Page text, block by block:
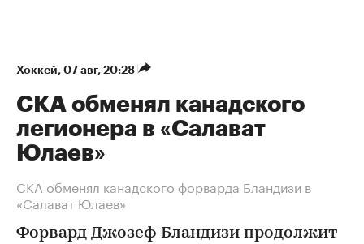
Хоккей⁠, 07 авг, 20:28
СКА обменял канадского
легионера в «Салават
Юлаев»
СКА обменял канадского форварда Бландизи в
«Салават Юлаев»
Форвард Джозеф Бландизи продолжит